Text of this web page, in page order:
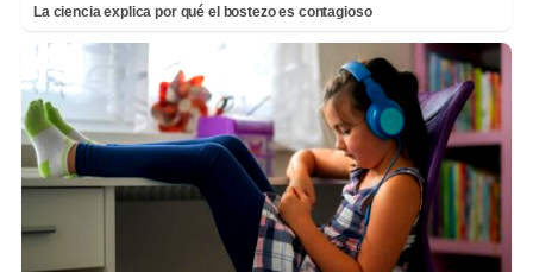
La ciencia explica por qué el bostezo es contagioso